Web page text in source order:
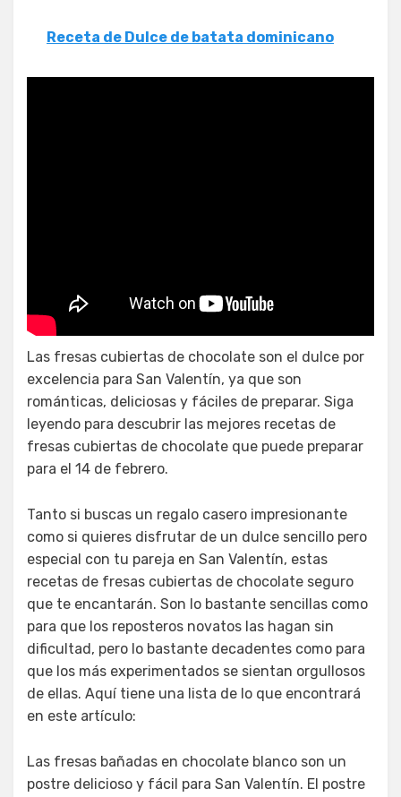
Receta de Dulce de batata dominicano
chocolate para San Valentín
Las fresas cubiertas de chocolate son el dulce por
excelencia para San Valentín, ya que son
románticas, deliciosas y fáciles de preparar. Siga
leyendo para descubrir las mejores recetas de
fresas cubiertas de chocolate que puede preparar
para el 14 de febrero.
Tanto si buscas un regalo casero impresionante
como si quieres disfrutar de un dulce sencillo pero
especial con tu pareja en San Valentín, estas
recetas de fresas cubiertas de chocolate seguro
que te encantarán. Son lo bastante sencillas como
para que los reposteros novatos las hagan sin
dificultad, pero lo bastante decadentes como para
que los más experimentados se sientan orgullosos
de ellas. Aquí tiene una lista de lo que encontrará
en este artículo:
Las fresas bañadas en chocolate blanco son un
postre delicioso y fácil para San Valentín. El postre